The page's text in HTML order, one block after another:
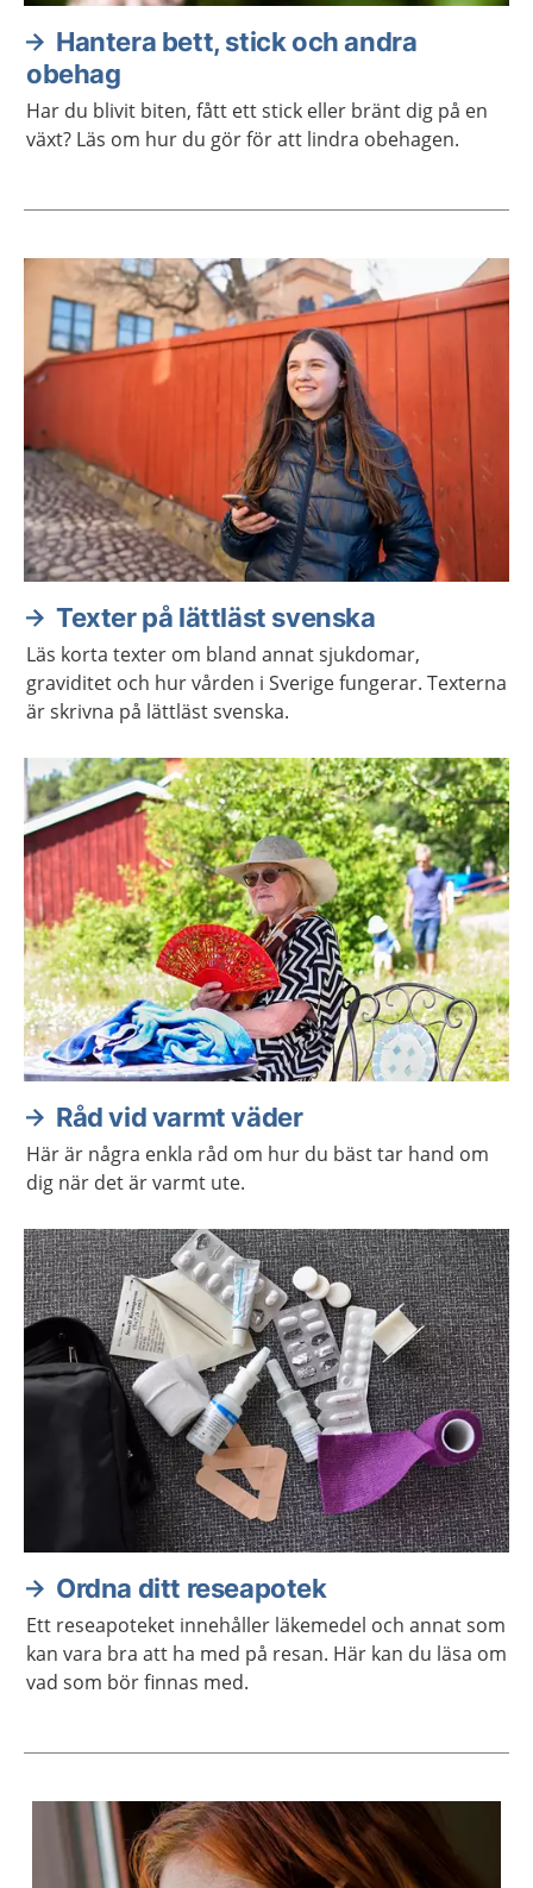
Hantera bett, stick och andra
obehag
Har du blivit biten, fått ett stick eller bränt dig på en
växt? Läs om hur du gör för att lindra obehagen.
Aktuella artiklar
Texter på lättläst svenska
Läs korta texter om bland annat sjukdomar,
graviditet och hur vården i Sverige fungerar. Texterna
är skrivna på lättläst svenska.
Råd vid varmt väder
Här är några enkla råd om hur du bäst tar hand om
dig när det är varmt ute.
Ordna ditt reseapotek
Ett reseapoteket innehåller läkemedel och annat som
kan vara bra att ha med på resan. Här kan du läsa om
vad som bör finnas med.
Aktuella artiklar